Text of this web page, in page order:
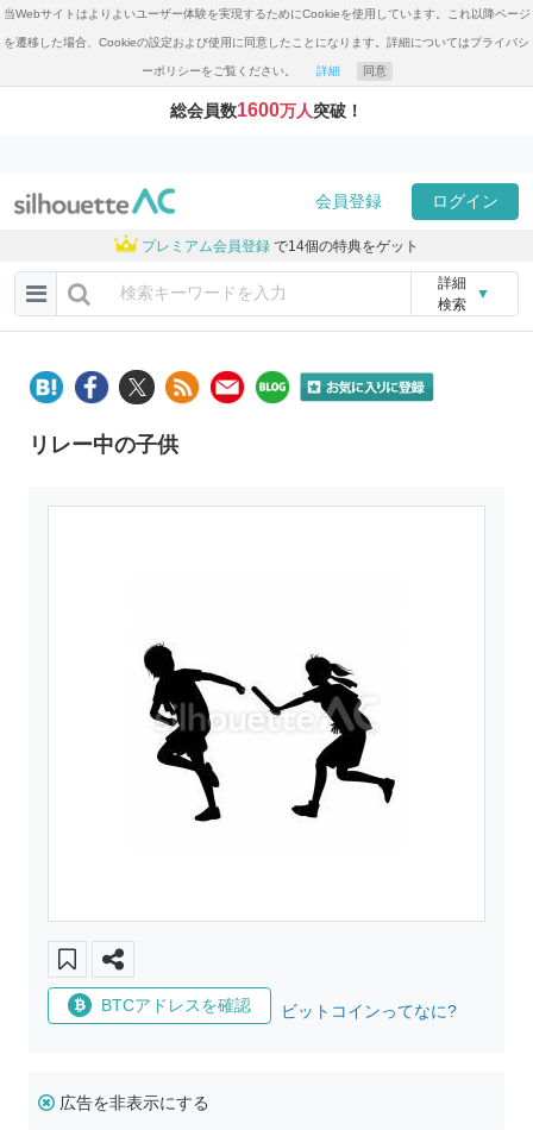
当Webサイトはよりよいユーザー体験を実現するためにCookieを使用しています。これ以降ページ
を遷移した場合、Cookieの設定および使用に同意したことになります。詳細についてはプライバシ
ーポリシーをご覧ください。 詳細 同意
総会員数1600万人突破！
会員登録 ログイン
プレミアム会員登録 で14個の特典をゲット
詳細
検索
▼
リレー中の子供
BTCアドレスを確認 ビットコインってなに?
広告を非表示にする